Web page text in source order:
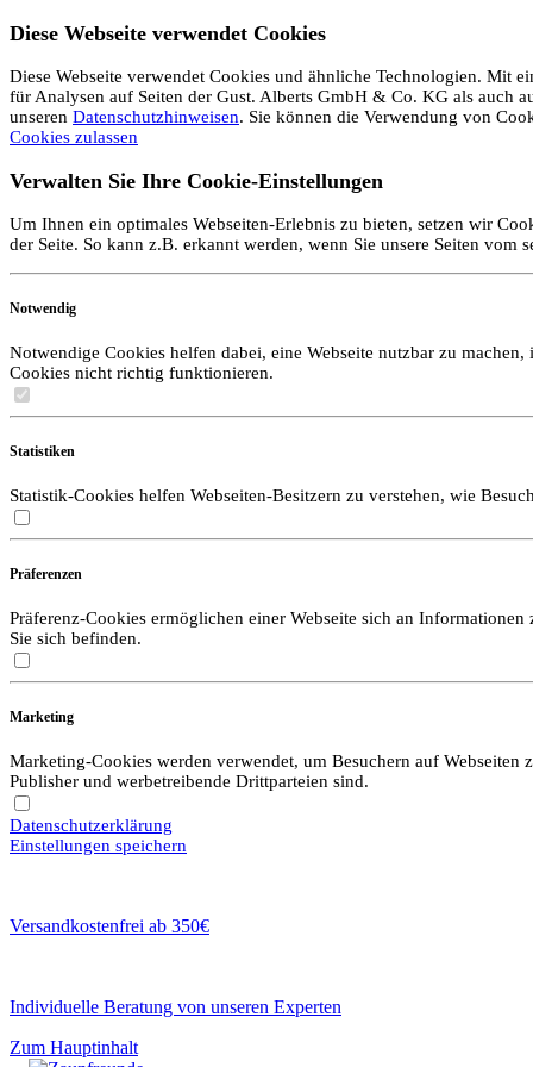
Diese Webseite verwendet Cookies
Diese Webseite verwendet Cookies und ähnliche Technologien. Mit
für Analysen auf Seiten der Gust. Alberts GmbH & Co. KG als auch
unseren Datenschutzhinweisen. Sie können die Verwendung von
Cookies zulassen
Verwalten Sie Ihre Cookie-Einstellungen
Um Ihnen ein optimales Webseiten-Erlebnis zu bieten, setzen wir
der Seite. So kann z.B. erkannt werden, wenn Sie unsere Seiten
Notwendig
Notwendige Cookies helfen dabei, eine Webseite nutzbar zu
Cookies nicht richtig funktionieren.
Statistiken
Statistik-Cookies helfen Webseiten-Besitzern zu verstehen, wie
Präferenzen
Präferenz-Cookies ermöglichen einer Webseite sich an
Sie sich befinden.
Marketing
Marketing-Cookies werden verwendet, um Besuchern auf
Publisher und werbetreibende Drittparteien sind.
Datenschutzerklärung
Einstellungen speichern
Versandkostenfrei ab 350€
Individuelle Beratung von unseren Experten
Zum Hauptinhalt